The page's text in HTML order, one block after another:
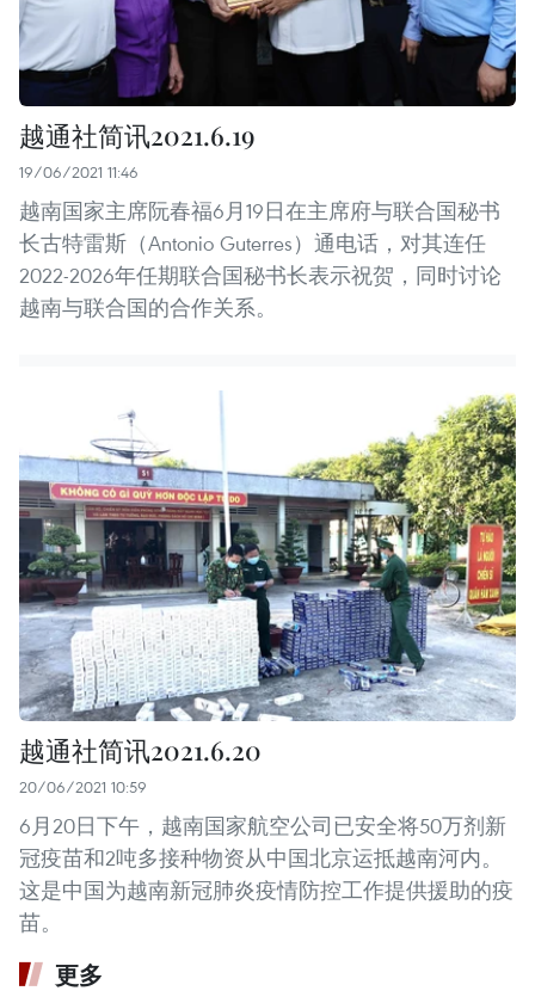
越通社简讯2021.6.19
19/06/2021 11:46
越南国家主席阮春福6月19日在主席府与联合国秘书
长古特雷斯（Antonio Guterres）通电话，对其连任
2022-2026年任期联合国秘书长表示祝贺，同时讨论
越南与联合国的合作关系。
越通社简讯2021.6.20
20/06/2021 10:59
6月20日下午，越南国家航空公司已安全将50万剂新
冠疫苗和2吨多接种物资从中国北京运抵越南河内。
这是中国为越南新冠肺炎疫情防控工作提供援助的疫
苗。
更多